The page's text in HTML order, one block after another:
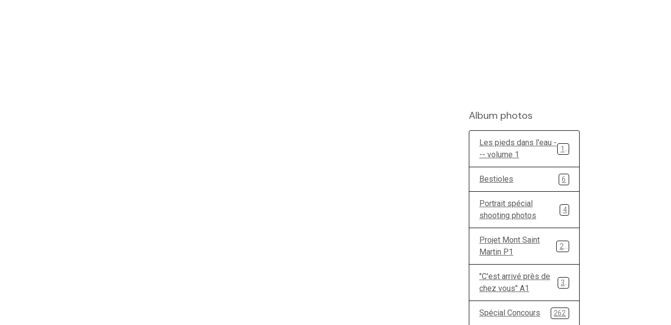
Album photos
Les pieds dans l'eau -
-- volume 1
Bestioles 6
Portrait spécial
shooting photos
4
Projet Mont Saint
Martin P1
"C'est arrivé près de
chez vous" A1
Spécial Concours 262